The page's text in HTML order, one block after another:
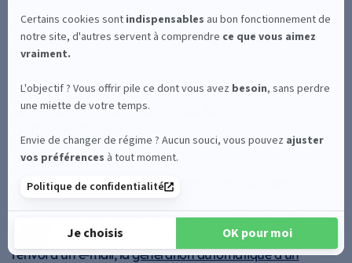
C’est un moyen efficace pourstandardiser les
processustout en conservant une grande flexibilité.
Connecter les données pour
automatiser les workflows
Unformulaire numériquedevient réellement puissant
lorsqu’il s’intègre dans unflux de travail automatisé
Les informations saisies ne restent pas isolées : elles
déclenchent des actions dans d’autres outils, comme
l’envoi d’un e-mail, lagénération automatique d’un